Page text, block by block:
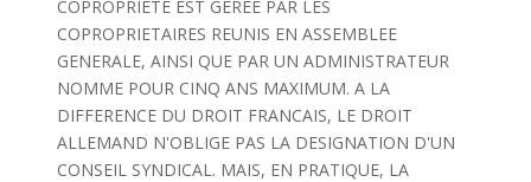
COPROPRIETE EST GEREE PAR LES
COPROPRIETAIRES REUNIS EN ASSEMBLEE
GENERALE, AINSI QUE PAR UN ADMINISTRATEUR
NOMME POUR CINQ ANS MAXIMUM. A LA
DIFFERENCE DU DROIT FRANCAIS, LE DROIT
ALLEMAND N'OBLIGE PAS LA DESIGNATION D'UN
CONSEIL SYNDICAL. MAIS, EN PRATIQUE, LA